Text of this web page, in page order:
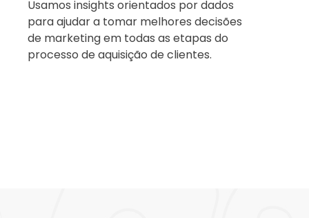
Usamos insights orientados por dados
para ajudar a tomar melhores decisões
de marketing em todas as etapas do
processo de aquisição de clientes.